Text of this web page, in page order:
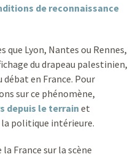
de reconnaissance
Lyon, Nantes ou Rennes,
du drapeau palestinien,
en France. Pour
sur ce phénomène,
depuis le terrain et
la politique intérieure.
France sur la scène